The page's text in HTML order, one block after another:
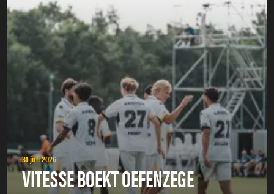
31 juli 2026
VITESSE BOEKT OEFENZEGE